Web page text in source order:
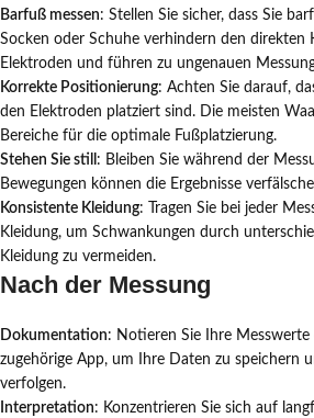
Barfuß messen: Stellen Sie sicher, dass Sie
Socken oder Schuhe verhindern den direkten
Elektroden und führen zu ungenauen
Korrekte Positionierung: Achten Sie darauf,
den Elektroden platziert sind. Die meisten
Bereiche für die optimale Fußplatzierung.
Stehen Sie still : Bleiben Sie während der
Bewegungen können die Ergebnisse
Konsistente Kleidung: Tragen Sie bei jeder
Kleidung, um Schwankungen durch
Kleidung zu vermeiden.
Nach der Messung
Dokumentation: Notieren Sie Ihre Messwerte
zugehörige App, um Ihre Daten zu speichern
verfolgen.
Interpretation: Konzentrieren Sie sich auf